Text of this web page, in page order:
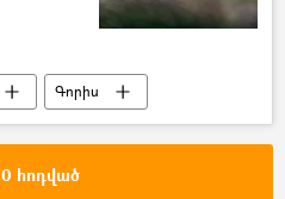
Գորիս
հոդված